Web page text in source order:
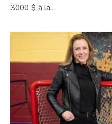
3000 $ à la…